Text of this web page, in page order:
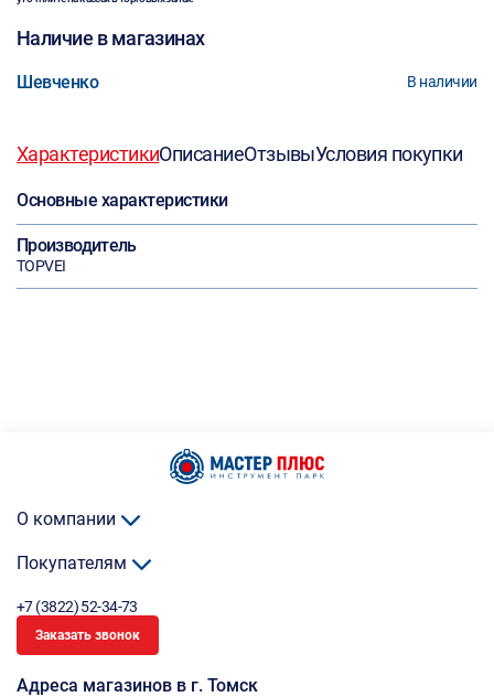
Наличие в магазинах
Шевченко В наличии
ХарактеристикиОписаниеОтзывыУсловия покупки
Основные характеристики
Производитель
TOPVEI
О компании
Покупателям
+7 (3822) 52-34-73
Заказать звонок
Адреса магазинов в г. Томск